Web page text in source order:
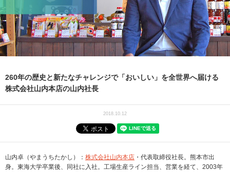
260年の歴史と新たなチャレンジで「おいしい」を全世界へ届ける
株式会社山内本店の山内社長
2018.10.12
山内卓（やまうちたかし）： 株式会社山内本店 ・代表取締役社長。熊本市出
身。東海大学卒業後、同社に入社。工場生産ライン担当、営業を経て、2003年